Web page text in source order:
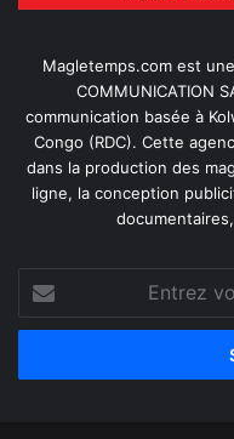
Magletemps.com est
COMMUNICATION
communication basée à
Congo (RDC). Cette
dans la production des
ligne, la conception
votre
adresse